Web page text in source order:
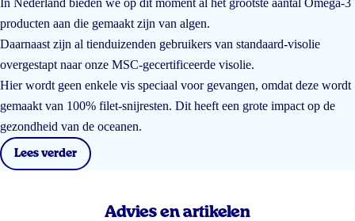
producten aan die gemaakt zijn van algen.
Daarnaast zijn al tienduizenden gebruikers van standaard-visolie
overgestapt naar onze MSC-gecertificeerde visolie.
Hier wordt geen enkele vis speciaal voor gevangen, omdat deze wordt
gemaakt van 100% filet-snijresten. Dit heeft een grote impact op de
gezondheid van de oceanen.
Lees verder
Advies en artikelen